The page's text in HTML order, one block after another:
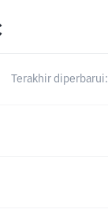
Terakhir diperbarui: